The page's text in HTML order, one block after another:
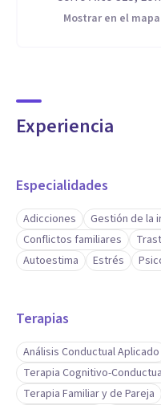
Mostrar en el mapa
Experiencia
Especialidades
Adicciones Gestión de la
Conflictos familiares
Autoestima
Estrés
Terapias
Análisis Conductual Aplicado
Terapia Cognitivo-
Terapia Familiar y de Pareja